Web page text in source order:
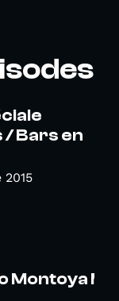
Bars en
Montoya !